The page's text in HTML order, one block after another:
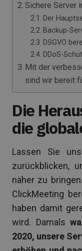
Sichere Server
Der
Backup-
DSGVO
DDoS-
Mit der
sind wir bereit
Die
die
Lassen Sie
zurückblicken,
näher zu
ClickMeeting
haben damit
wird. Damals
2020, unsere